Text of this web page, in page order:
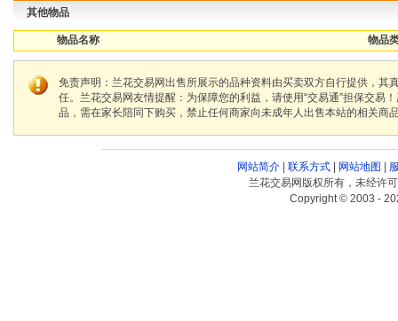
其他物品
物品名称 物品
免责声明：兰花交易网出售所展示的品种资料由买卖双方自行提供，
任。兰花交易网友情提醒：为保障您的利益，请使用“交易通”担保交
品，需在家长陪同下购买，禁止任何商家向未成年人出售本站的相关商
网站简介| 联系方式| 网站地图
兰花交易网版权所有，未经许
Copyright © 2003 -